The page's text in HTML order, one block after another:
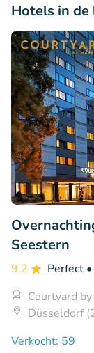
Hotels in
Seestern
9.2 Perfect
Courtyard
Düsseldorf
Verkocht: 59